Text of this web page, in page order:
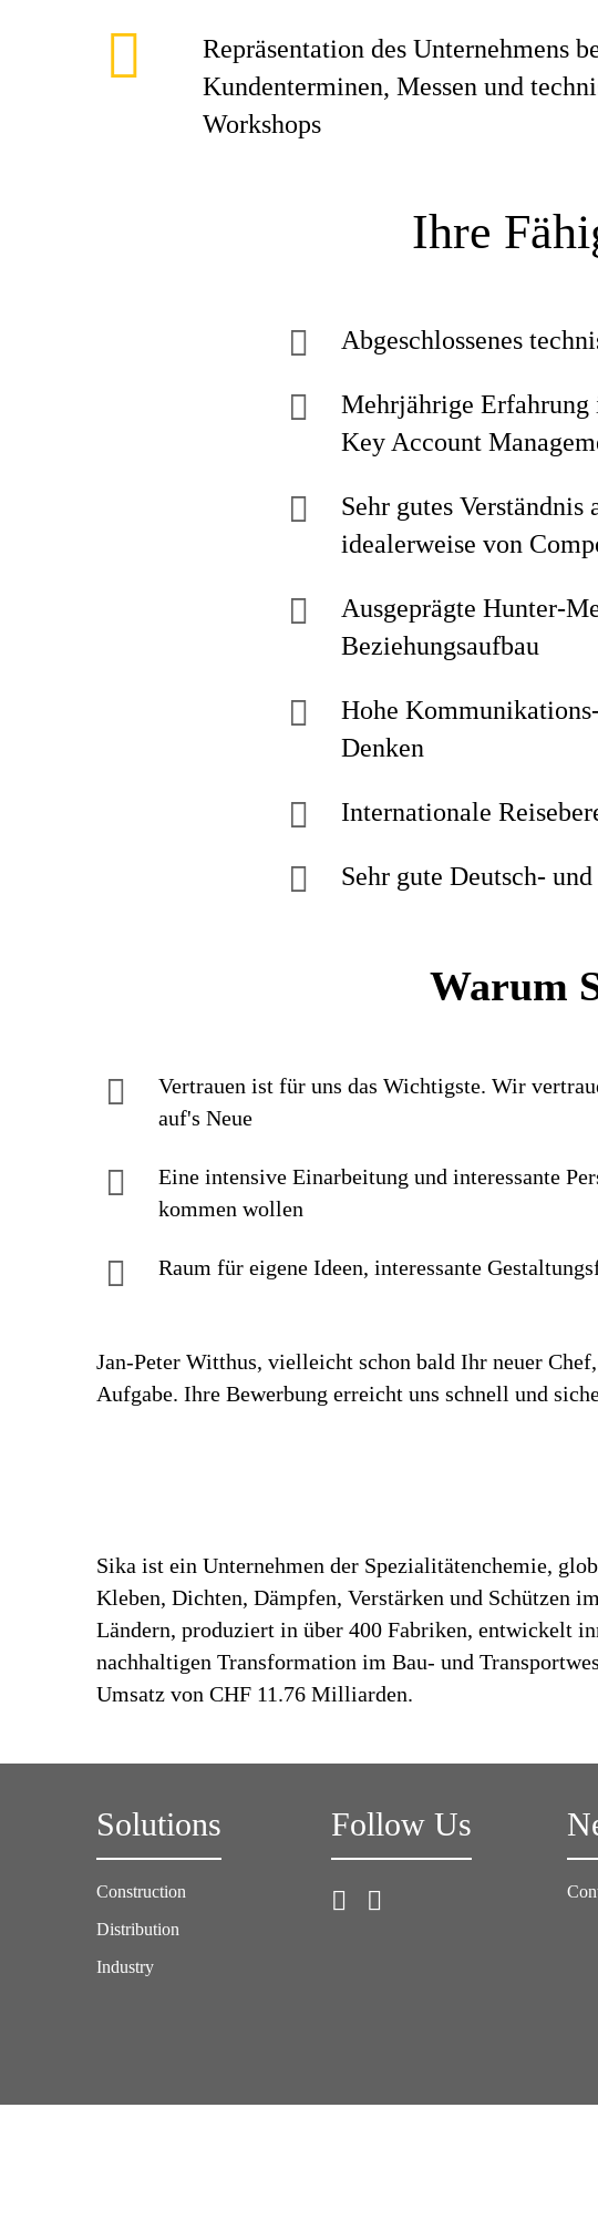
Repräsentation des Unternehmens
Kundenterminen, Messen und
Workshops
Ihre
Abgeschlossenes
Mehrjährige Erfahrung
Key Account
Sehr gutes
idealerweise von
Ausgeprägte Hunter-
Beziehungsaufbau
Hohe
Denken
Internationale
Sehr gute Deutsch-
Warum
Vertrauen ist für uns das Wichtigste. Wir
auf's Neue
Eine intensive Einarbei­tung und interes­sante
kommen wollen
Raum für eigene Ideen, inte­res­sante
Jan-Peter Witthus, vielleicht schon bald Ihr neuer
Aufgabe. Ihre Bewerbung erreicht uns schnell und
Sika ist ein Unternehmen der Spezialitätenchemie,
Kleben, Dichten, Dämpfen, Verstärken und Schützen
Ländern, produziert in über 400 Fabriken, entwickelt
nachhaltigen Transformation im Bau- und
Umsatz von CHF 11.76 Milliarden.
Solutions
Construction
Distribution
Industry
Follow Us